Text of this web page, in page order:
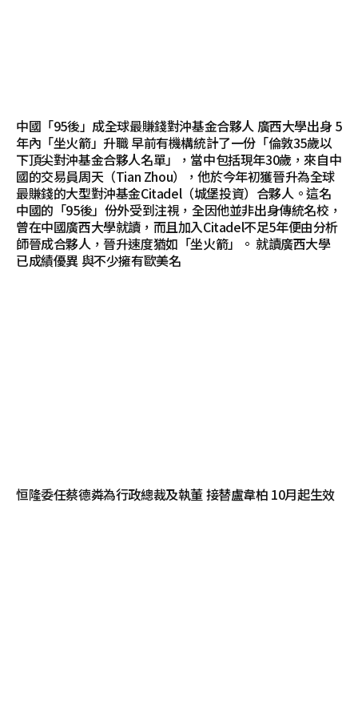
中國「95後」成全球最賺錢對沖基金合夥人 廣西大學出身 5
年內「坐火箭」升職 早前有機構統計了一份「倫敦35歲以
下頂尖對沖基金合夥人名單」，當中包括現年30歲，來自中
國的交易員周天（Tian Zhou），他於今年初獲晉升為全球
最賺錢的大型對沖基金Citadel（城堡投資）合夥人。這名
中國的「95後」份外受到注視，全因他並非出身傳統名校，
曾在中國廣西大學就讀，而且加入Citadel不足5年便由分析
師晉成合夥人，晉升速度猶如「坐火箭」。 就讀廣西大學
已成績優異 與不少擁有歐美名
恒隆委任蔡德粦為行政總裁及執董 接替盧韋柏 10月起生效